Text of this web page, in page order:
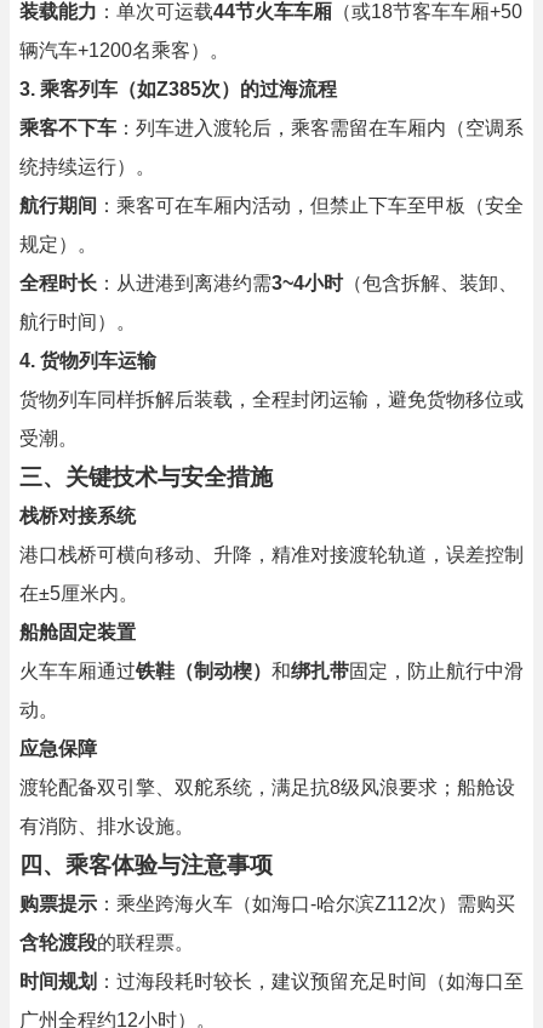
装载能力 ：单次可运载44节火车车厢 （或18节客车车厢+50
辆汽车+1200名乘客）。
3. 乘客列车（如Z385次）的过海流程
乘客不下车 ：列车进入渡轮后，乘客需留在车厢内（空调系
统持续运行）。
航行期间 ：乘客可在车厢内活动，但禁止下车至甲板（安全
规定）。
全程时长 ：从进港到离港约需3~4小时（包含拆解、装卸、
航行时间）。
4. 货物列车运输
货物列车同样拆解后装载，全程封闭运输，避免货物移位或
受潮。
三、关键技术与安全措施
栈桥对接系统
港口栈桥可横向移动、升降，精准对接渡轮轨道，误差控制
在±5厘米内。
船舱固定装置
火车车厢通过铁鞋（制动楔） 和绑扎带固定，防止航行中滑
动。
应急保障
渡轮配备双引擎、双舵系统，满足抗8级风浪要求；船舱设
有消防、排水设施。
四、乘客体验与注意事项
购票提示 ：乘坐跨海火车（如海口-哈尔滨Z112次）需购买
含轮渡段的联程票。
时间规划 ：过海段耗时较长，建议预留充足时间（如海口至
广州全程约12小时）。